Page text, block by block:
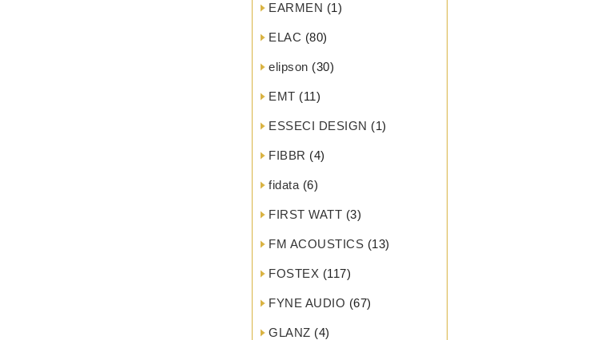
EARMEN (1)
ELAC (80)
elipson (30)
EMT (11)
ESSECI DESIGN (1)
FIBBR (4)
fidata (6)
FIRST WATT (3)
FM ACOUSTICS (13)
FOSTEX (117)
FYNE AUDIO (67)
GLANZ (4)